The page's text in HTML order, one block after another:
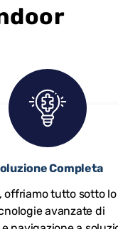
Completa
offriamo tutto sotto lo
avanzate di